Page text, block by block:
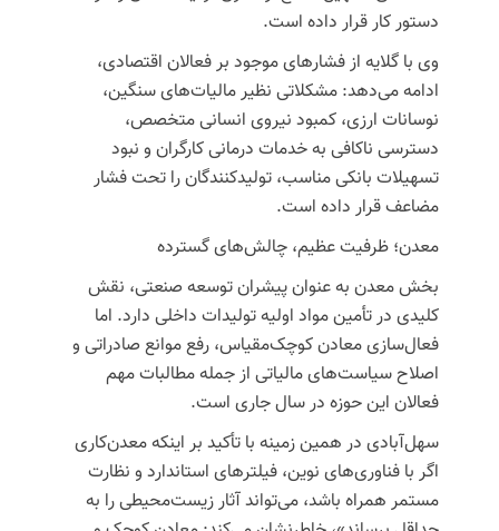
دستور کار قرار داده است.
وی با گلایه از فشارهای موجود بر فعالان اقتصادی،
ادامه می‌دهد: مشکلاتی نظیر مالیات‌های سنگین،
نوسانات ارزی، کمبود نیروی انسانی متخصص،
دسترسی ناکافی به خدمات درمانی کارگران و نبود
تسهیلات بانکی مناسب، تولیدکنندگان را تحت فشار
مضاعف قرار داده است.
معدن؛ ظرفیت عظیم، چالش‌های گسترده
بخش معدن به عنوان پیشران توسعه صنعتی، نقش
کلیدی در تأمین مواد اولیه تولیدات داخلی دارد. اما
فعال‌سازی معادن کوچک‌مقیاس، رفع موانع صادراتی و
اصلاح سیاست‌های مالیاتی از جمله مطالبات مهم
فعالان این حوزه در سال جاری است.
سهل‌آبادی در همین زمینه با تأکید بر اینکه معدن‌کاری
اگر با فناوری‌های نوین، فیلترهای استاندارد و نظارت
مستمر همراه باشد، می‌تواند آثار زیست‌محیطی را به